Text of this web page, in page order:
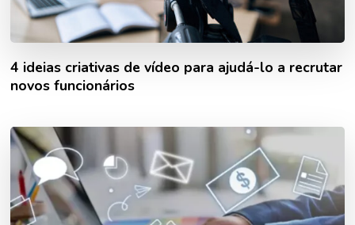
4 ideias criativas de vídeo para ajudá-lo a recrutar
novos funcionários